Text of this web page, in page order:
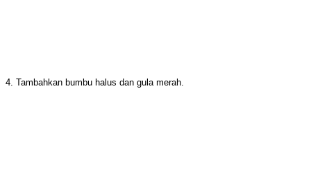
4. Tambahkan bumbu halus dan gula merah.